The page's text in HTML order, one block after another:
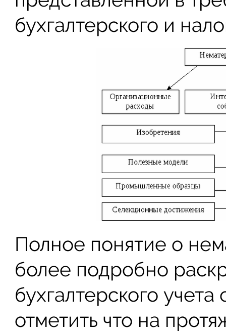
бухгалтерского и
Полное понятие о
более подробно
бухгалтерского учета
отметить что на